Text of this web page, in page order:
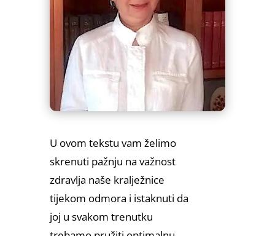
U ovom tekstu vam želimo
skrenuti pažnju na važnost
zdravlja naše kralježnice
tijekom odmora i istaknuti da
joj u svakom trenutku